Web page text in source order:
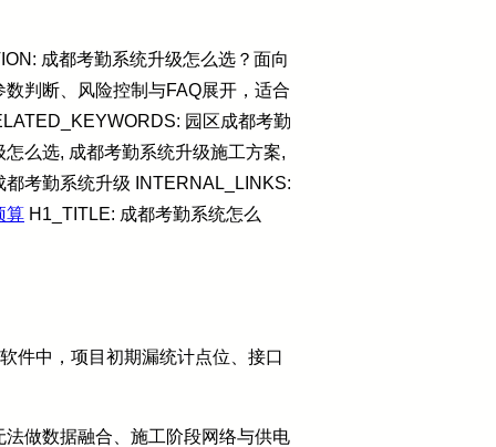
成都考勤系统升级怎么选？面向
判断、风险控制与FAQ展开，适合
园区成都考勤
么选, 成都考勤系统升级施工方案,
考勤系统升级 INTERNAL_LINKS:
算 H1_TITLE: 成都考勤系统怎么
件中，项目初期漏统计点位、接口
做数据融合、施工阶段网络与供电